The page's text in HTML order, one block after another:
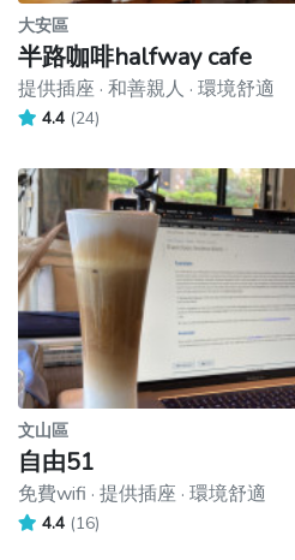
大安區
半路咖啡halfway cafe
提供插座 · 和善親人 · 環境舒適
4.4 (24)
文山區
自由51
免費wifi · 提供插座 · 環境舒適
4.4 (16)